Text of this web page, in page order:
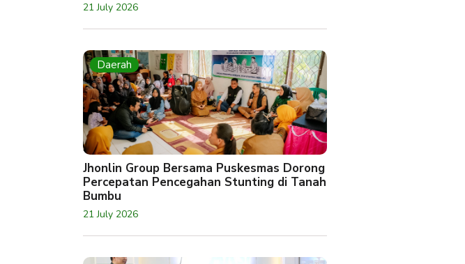
21 July 2026
Daerah
Jhonlin Group Bersama Puskesmas Dorong
Percepatan Pencegahan Stunting di Tanah
Bumbu
21 July 2026